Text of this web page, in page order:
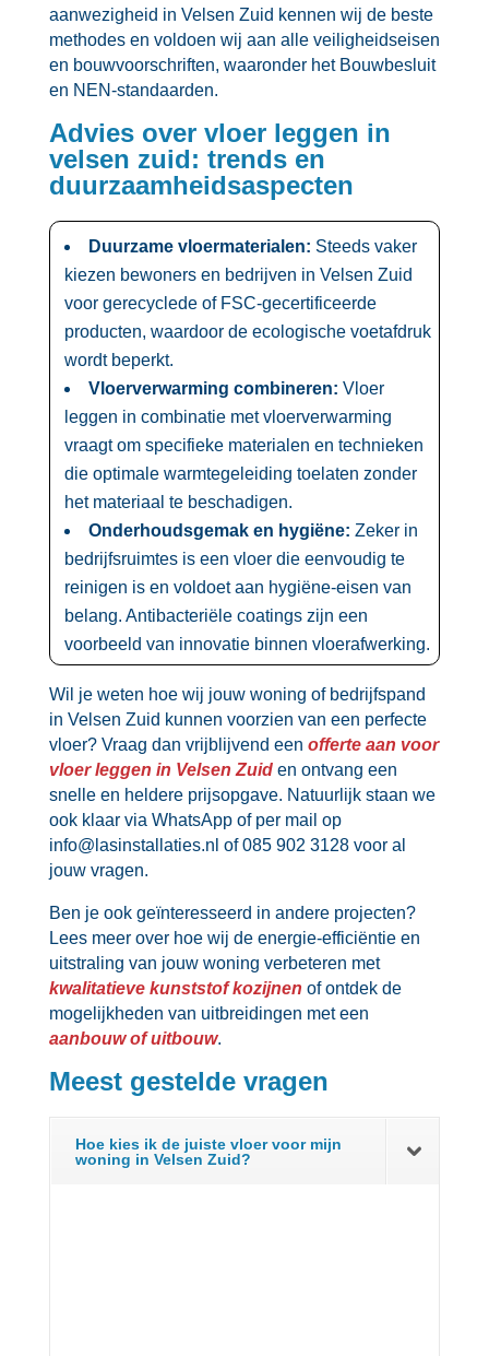
aanwezigheid in Velsen Zuid kennen wij de beste
methodes en voldoen wij aan alle veiligheidseisen
en bouwvoorschriften, waaronder het Bouwbesluit
en NEN-standaarden.​
Advies over vloer leggen in
velsen zuid: trends en
duurzaamheidsaspecten
Duurzame vloermaterialen: Steeds vaker
kiezen bewoners en bedrijven in Velsen Zuid
voor gerecyclede of FSC-gecertificeerde
producten, waardoor de ecologische voetafdruk
wordt beperkt.​
Vloerverwarming combineren: Vloer
leggen in combinatie met vloerverwarming
vraagt om specifieke materialen en technieken
die optimale warmtegeleiding toelaten zonder
het materiaal te beschadigen.​
Onderhoudsgemak en hygiëne: Zeker in
bedrijfsruimtes is een vloer die eenvoudig te
reinigen is en voldoet aan hygiëne-eisen van
belang.​ Antibacteriële coatings zijn een
voorbeeld van innovatie binnen vloerafwerking.​
Wil je weten hoe wij jouw woning of bedrijfspand
in Velsen Zuid kunnen voorzien van een perfecte
vloer? Vraag dan vrijblijvend een offerte aan voor
vloer leggen in Velsen Zuiden ontvang een
snelle en heldere prijsopgave.​ Natuurlijk staan we
ook klaar via WhatsApp of per mail op
info@lasinstallaties.​nl of 085 902 3128 voor al
jouw vragen.​
Ben je ook geïnteresseerd in andere projecten?
Lees meer over hoe wij de energie-efficiëntie en
uitstraling van jouw woning verbeteren met
kwalitatieve kunststof kozijnen of ontdek de
mogelijkheden van uitbreidingen met een
aanbouw of uitbouw.​
Meest gestelde vragen
Hoe kies ik de juiste vloer voor mijn
woning in Velsen Zuid?